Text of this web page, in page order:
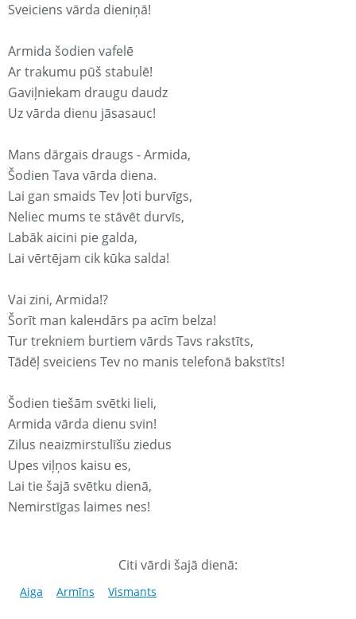
Sveiciens vārda dieniņā!
Armida šodien vafelē
Ar trakumu pūš stabulē!
Gaviļniekam draugu daudz
Uz vārda dienu jāsasauc!
Mans dārgais draugs - Armida,
Šodien Tava vārda diena.
Lai gan smaids Tev ļoti burvīgs,
Neliec mums te stāvēt durvīs,
Labāk aicini pie galda,
Lai vērtējam cik kūka salda!
Vai zini, Armida!?
Šorīt man kaleнdārs pa acīm belza!
Tur trekniem burtiem vārds Tavs rakstīts,
Tādēļ sveiciens Tev no manis telefonā bakstīts!
Šodien tiešām svētki lieli,
Armida vārda dienu svin!
Zilus neaizmirstulīšu ziedus
Upes viļņos kaisu es,
Lai tie šajā svētku dienā,
Nemirstīgas laimes nes!
Citi vārdi šajā dienā:
Aiga Armīns Vismants